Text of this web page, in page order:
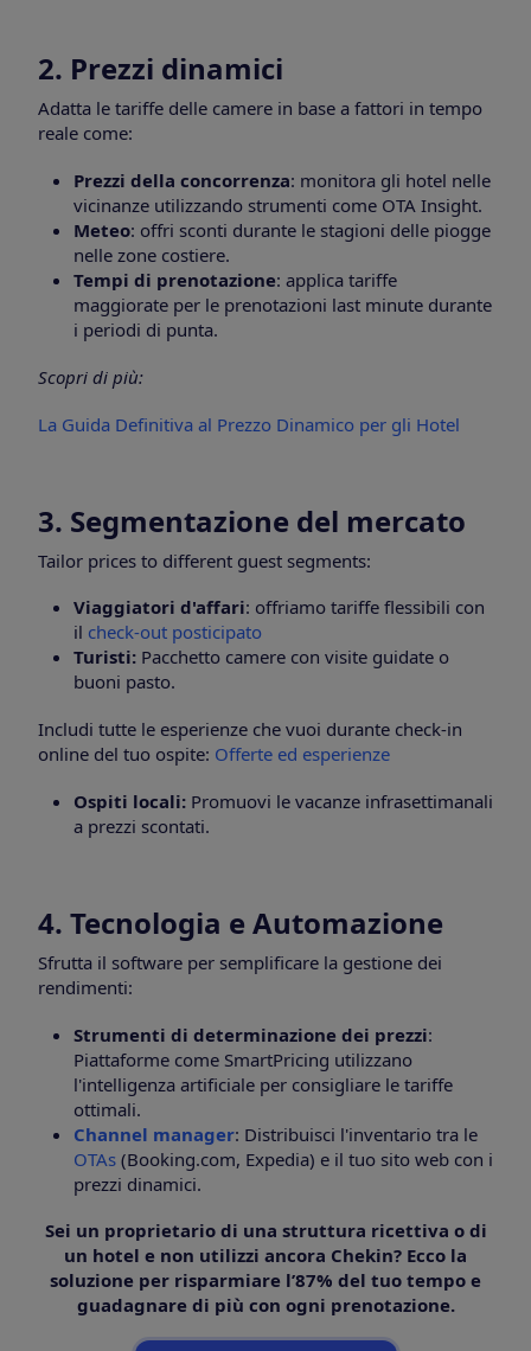
2. Prezzi dinamici
Adatta le tariffe delle camere in base a fattori in tempo
reale come:
Prezzi della concorrenza: monitora gli hotel nelle
vicinanze utilizzando strumenti come OTA Insight.
Meteo: offri sconti durante le stagioni delle piogge
nelle zone costiere.
Tempi di prenotazione: applica tariffe
maggiorate per le prenotazioni last minute durante
i periodi di punta.
Scopri di più:
La Guida Definitiva al Prezzo Dinamico per gli Hotel
3. Segmentazione del mercato
Tailor prices to different guest segments:
Viaggiatori d'affari: offriamo tariffe flessibili con
il check-out posticipato
Turisti: Pacchetto camere con visite guidate o
buoni pasto.
Includi tutte le esperienze che vuoi durante check-in
online del tuo ospite: Offerte ed esperienze
Ospiti locali: Promuovi le vacanze infrasettimanali
a prezzi scontati.
4. Tecnologia e Automazione
Sfrutta il software per semplificare la gestione dei
rendimenti:
Strumenti di determinazione dei prezzi:
Piattaforme come SmartPricing utilizzano
l'intelligenza artificiale per consigliare le tariffe
ottimali.
Channel manager: Distribuisci l'inventario tra le
OTAs (Booking.com, Expedia) e il tuo sito web con i
prezzi dinamici.
Sei un proprietario di una struttura ricettiva o di
un hotel e non utilizzi ancora Chekin? Ecco la
soluzione per risparmiare l’87% del tuo tempo e
guadagnare di più con ogni prenotazione.